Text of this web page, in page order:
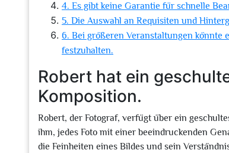
4. Es gibt keine Garantie für schnelle
5. Die Auswahl an Requisiten und
6. Bei größeren Veranstaltungen könnte
festzuhalten.
Robert hat ein
Komposition.
Robert, der Fotograf, verfügt über ein
ihm, jedes Foto mit einer beeindruckenden
die Feinheiten eines Bildes und sein